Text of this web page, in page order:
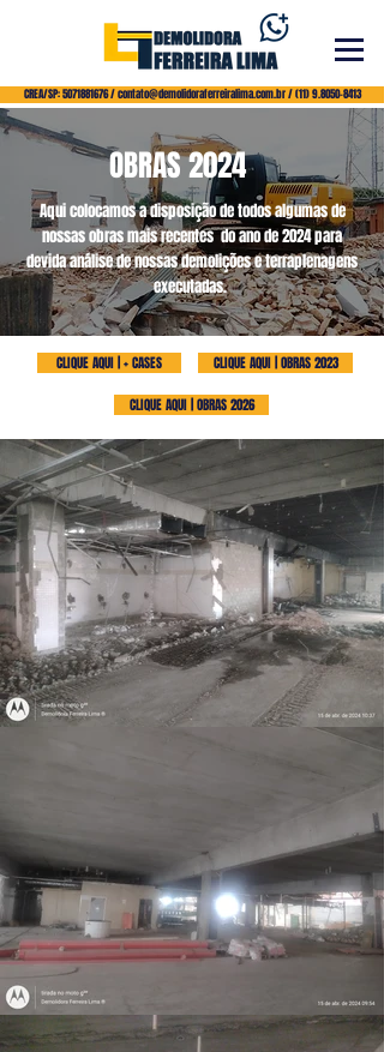
CREA/SP: 5071881676 / contato@demolidoraferreiralima.com.br / (11) 9.8050-8413
OBRAS 2024
Aqui colocamos a disposição de todos algumas de
nossas obras mais recentes do ano de 2024 para
devida análise de nossas demolições e terraplenagens
executadas.
CLIQUE AQUI | + CASES CLIQUE AQUI | OBRAS 2023
CLIQUE AQUI | OBRAS 2026